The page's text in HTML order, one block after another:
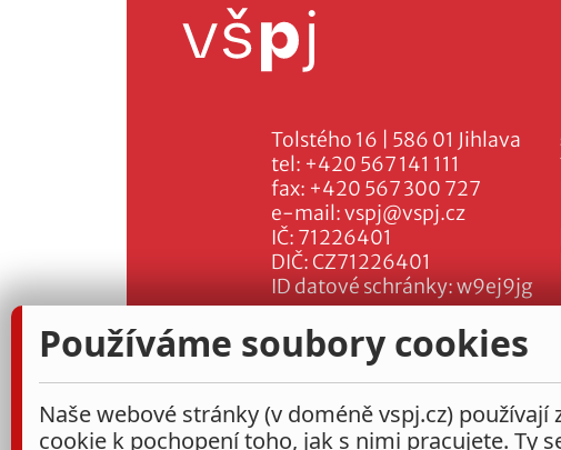
Tolstého 16 | 586 01 Jihlava
tel: +420 567 141 111
fax: +420 567 300 727
e-mail:vspj@vspj.cz
IČ: 71226401
DIČ: CZ71226401
ID datové schránky: w9ej9jg
Používáme soubory cookies
Naše webové stránky (v doméně vspj.cz)
cookie k pochopení toho, jak s nimi pracujete. Ty